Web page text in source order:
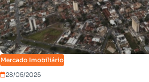
Mercado Imobiliário
28/05/2025